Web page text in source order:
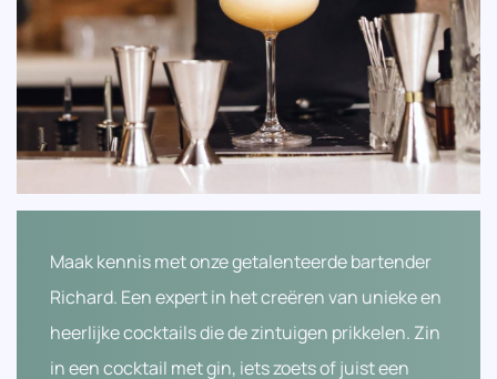
Maak kennis met onze getalenteerde bartender
Richard. Een expert in het creëren van unieke en
heerlijke cocktails die de zintuigen prikkelen. Zin
in een cocktail met gin, iets zoets of juist een